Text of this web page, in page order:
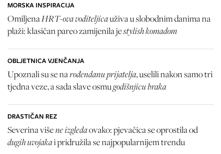
MORSKA INSPIRACIJA
OmiljenaHRT-ova voditeljicauživa u slobodnim danima na
plaži: klasičan pareo zamijenila jestylish komadom
OBLJETNICA VJENČANJA
Upoznali su se narođendanu prijatelja, uselili nakon samo tri
tjedna veze, a sada slave osmugodišnjicu braka
DRASTIČAN REZ
Severina višene izgledaovako: pjevačica se oprostila od
dugih uvojakai pridružila se najpopularnijem trendu